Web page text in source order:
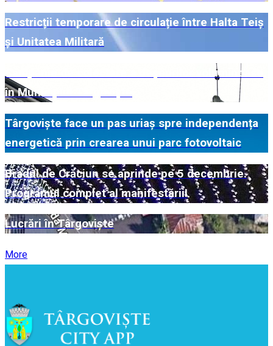
Restricții temporare de circulație între Halta Teiș
și Unitatea Militară
Campanie de colectare a deșeurilor voluminoase
în Municipiul Târgoviște
Târgoviște face un pas uriaș spre independența
energetică prin crearea unui parc fotovoltaic
Bradul de Crăciun se aprinde pe 5 decembrie.
Programul complet al manifestării!
Lucrări în Târgoviște
More